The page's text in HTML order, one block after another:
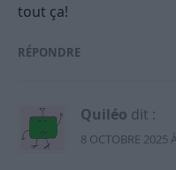
tout ça!
RÉPONDRE
Quiléo dit :
8 OCTOBRE 2025